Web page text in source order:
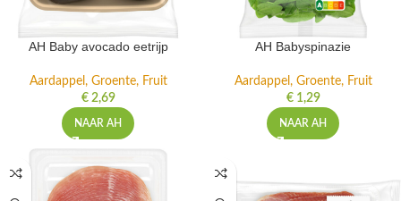
AH Baby avocado eetrijp
Aardappel, Groente, Fruit
€2,69
NAAR AH
AH Babyspinazie
Aardappel, Groente, Fruit
€1,29
NAAR AH